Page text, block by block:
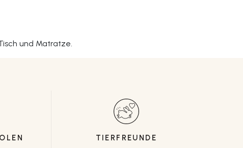
und Matratze.
TIERFREUNDE